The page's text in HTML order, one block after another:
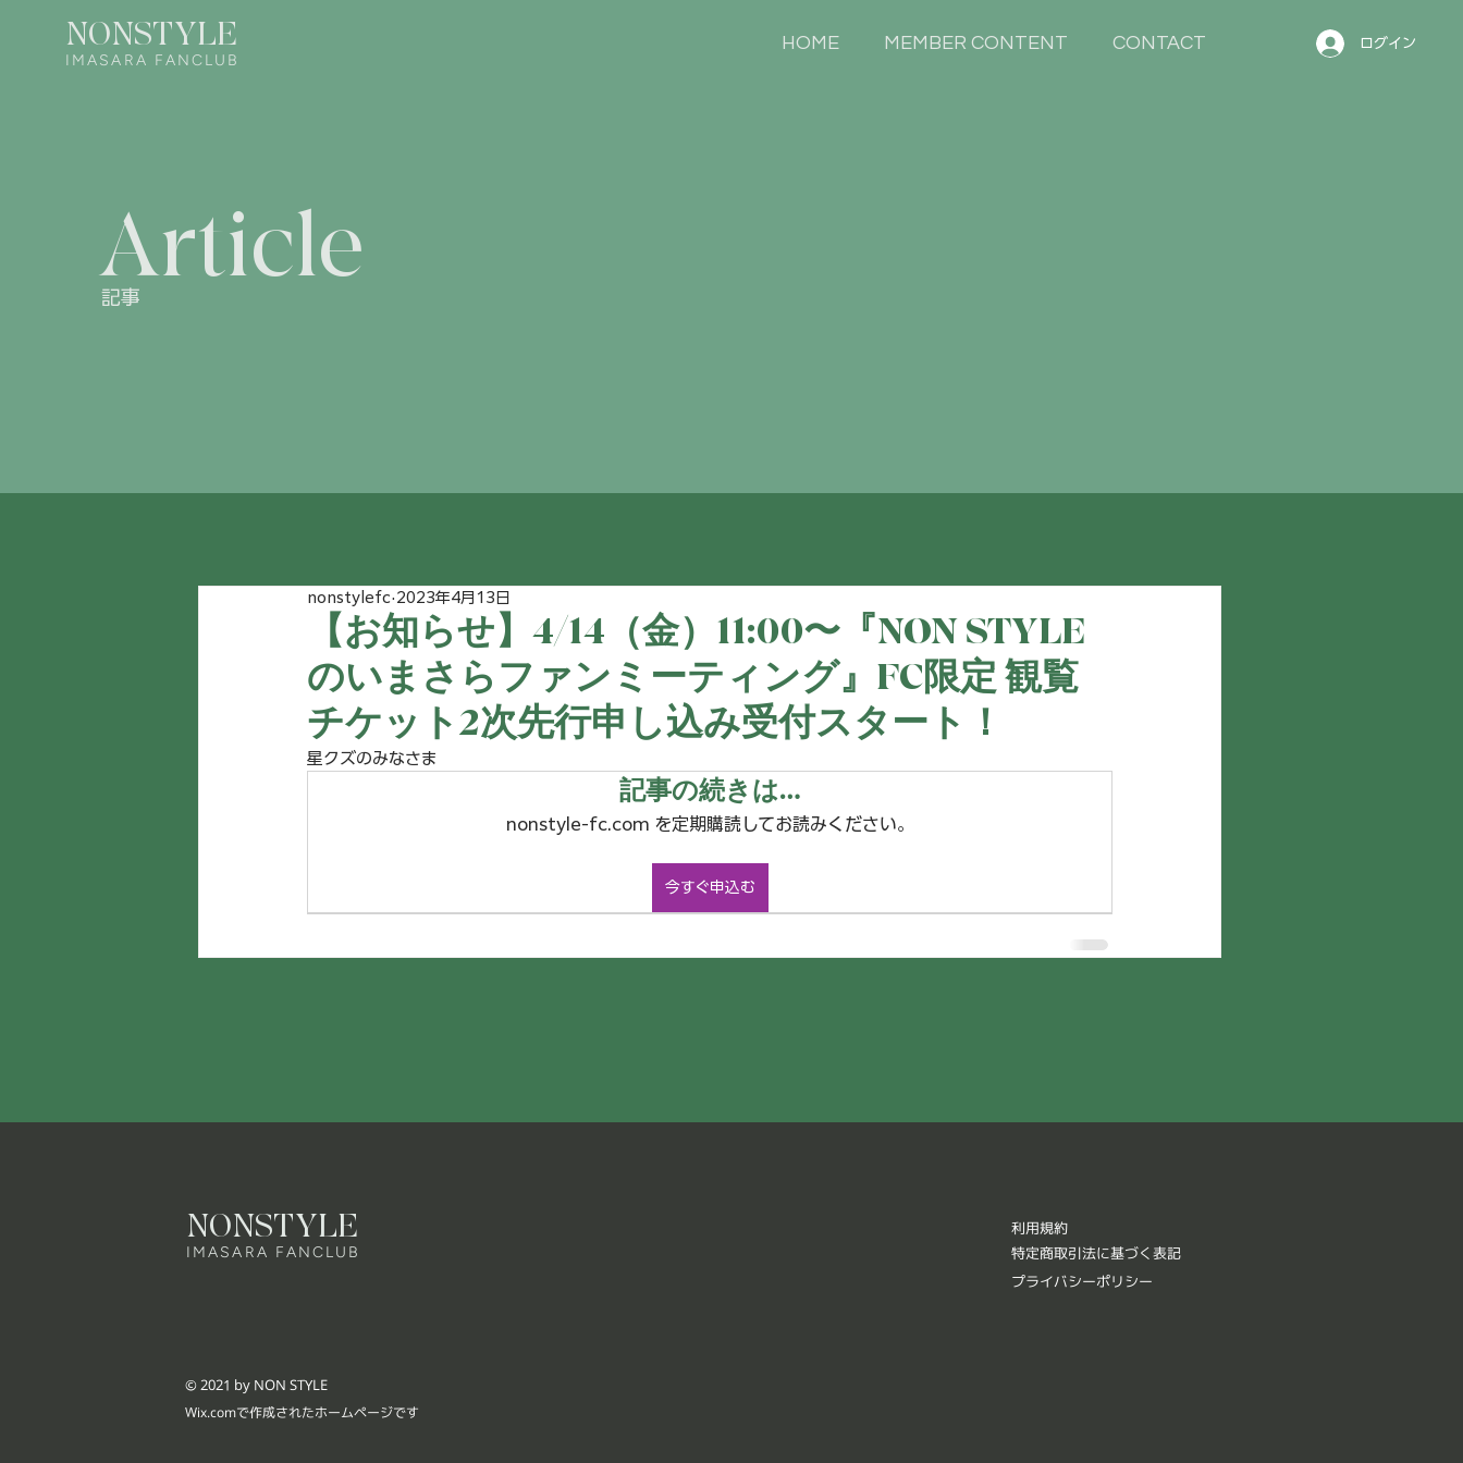
NONSTYLE
IMASARA FANCLUB
HOME MEMBER CONTENT CONTACT ログイン
Article
記事
【お知らせ】4/14（金）11:00〜『NON STYLE
のいまさらファンミーティング』FC限定 観覧
チケット2次先行申し込み受付スタート！
nonstylefc 2023年4月13日
星クズのみなさま
記事の続きは…
nonstyle-fc.com を定期購読してお読みください。
今すぐ申込む
NONSTYLE
IMASARA FANCLUB
© 2021 by NON STYLE
Wix.comで作成されたホームページです
利用規約
特定商取引法に基づく表記
プライバシーポリシー